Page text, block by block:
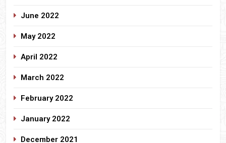
June 2022
May 2022
April 2022
March 2022
February 2022
January 2022
December 2021